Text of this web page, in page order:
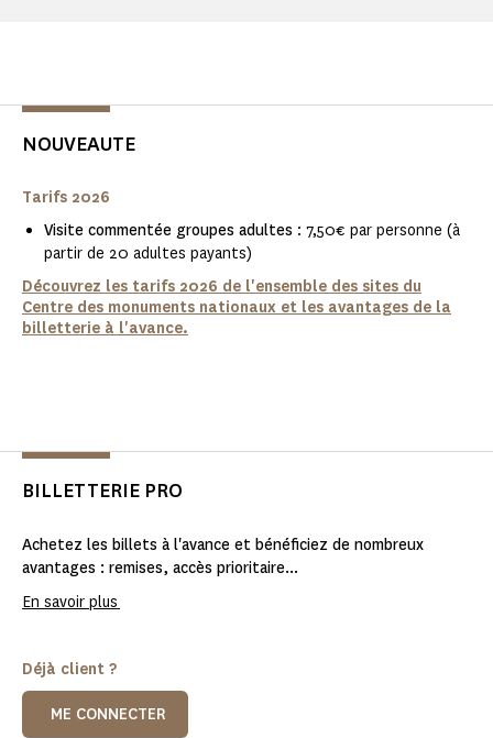
NOUVEAUTE
Tarifs 2026
Visite commentée groupes adultes : 7,50€ par personne (à
partir de 20 adultes payants)
Découvrez les tarifs 2026 de l'ensemble des sites du
Centre des monuments nationaux et les avantages de la
billetterie à l'avance.
BILLETTERIE PRO
Achetez les billets à l'avance et bénéficiez de nombreux
avantages : remises, accès prioritaire...
En savoir plus
Déjà client ?
ME CONNECTER